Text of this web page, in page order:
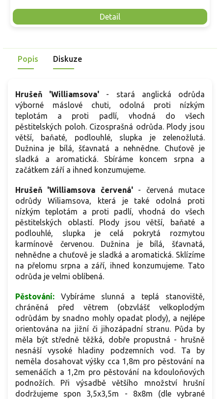
Detail
Popis Diskuze
Hrušeň 'Williamsova' - stará anglická odrůda
výborné máslové chuti, odolná proti nízkým
teplotám a proti padlí, vhodná do všech
pěstitelských poloh. Cizosprašná odrůda. Plody jsou
větší, baňaté, podlouhlé, slupka je zelenožlutá.
Dužnina je bílá, šťavnatá a nehnědne. Chuťově je
sladká a aromatická. Sbíráme koncem srpna a
začátkem září a ihned konzumujeme.
Hrušeň 'Williamsova červená'- červená mutace
odrůdy Wiliamsova, která je také odolná proti
nízkým teplotám a proti padlí, vhodná do všech
pěstitelských oblastí. Plody jsou větší, baňaté a
podlouhlé, slupka je celá pokrytá rozmytou
karmínově červenou. Dužnina je bílá, šťavnatá,
nehnědne a chuťově je sladká a aromatická. Sklízíme
na přelomu srpna a září, ihned konzumujeme. Tato
odrůda je velmi oblíbená.
Pěstování: Vybíráme slunná a teplá stanoviště,
chráněná před větrem (obzvlášť velkoplodým
odrůdám by snadno mohly opadat plody), a nejlépe
orientována na jižní či jihozápadní stranu. Půda by
měla být středně těžká, dobře propustná - hrušně
nesnáší vysoké hladiny podzemních vod. Ta by
neměla dosahovat výšky cca 1,8m pro pěstování na
semenáčích a 1,2m pro pěstování na kdouloňových
podnožích. Při výsadbě většího množství hrušní
dodržujeme spon 3,5x3,5m - 8x8m (dle vybrané